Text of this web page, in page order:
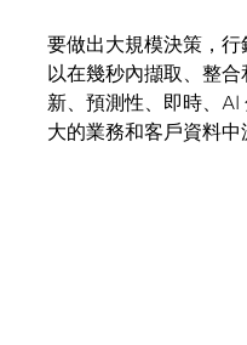
要做出大規模決策，
以在幾秒內擷取、整
新、預測性、即時、
大的業務和客戶資料中